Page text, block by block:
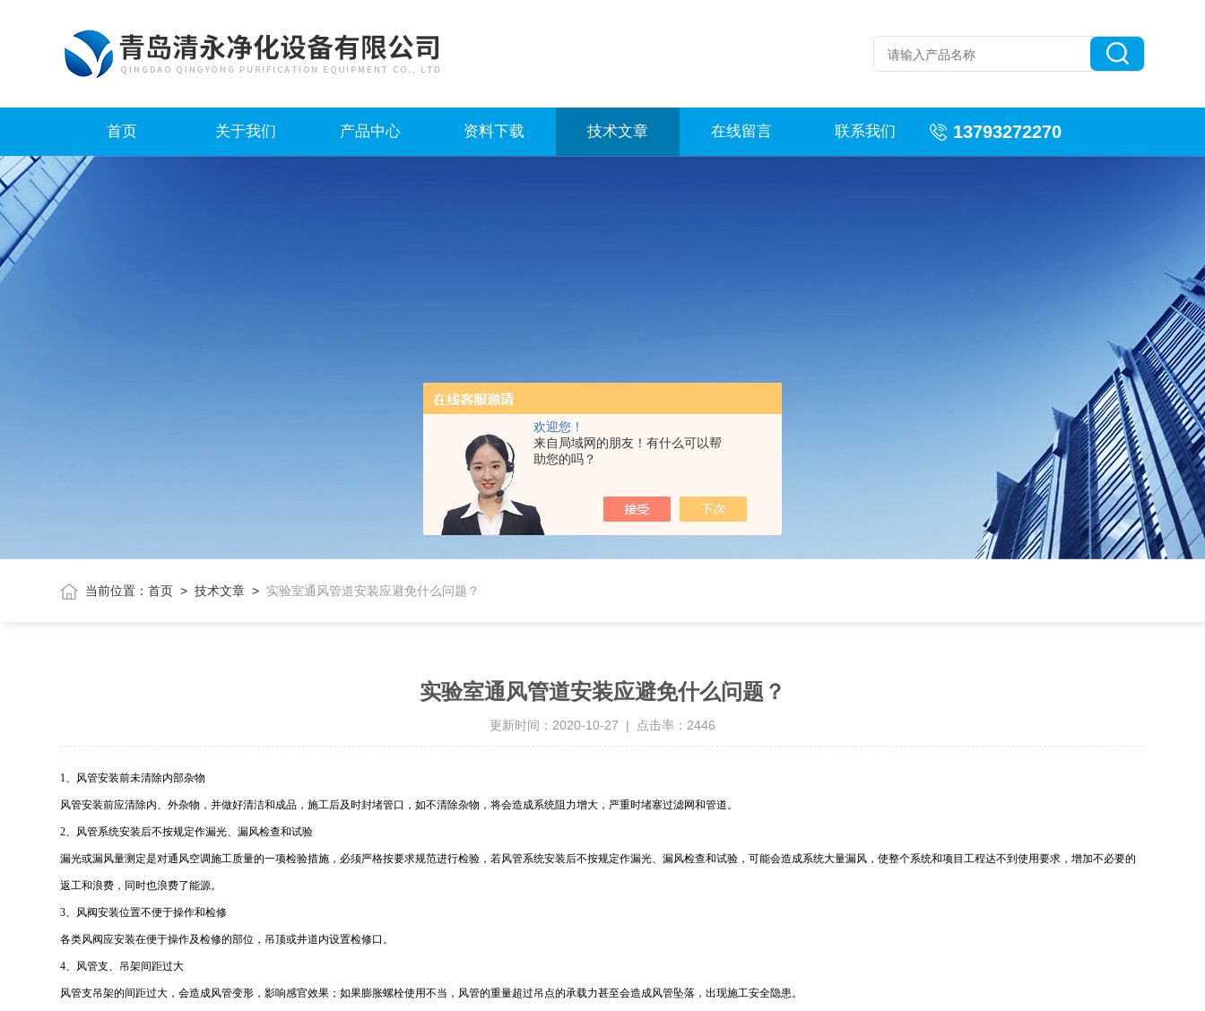
欢迎您！
来自局域网的朋友！有什么可以帮
助您的吗？
首页 关于我们 产品中心 资料下载 技术文章 在线留言 联系我们 13793272270
当前位置：首页 >技术文章 > 实验室通风管道安装应避免什么问题？
实验室通风管道安装应避免什么问题？
更新时间：2020-10-27 | 点击率：2446
1、风管安装前未清除内部杂物
风管安装前应清除内、外杂物，并做好清洁和成品，施工后及时封堵管口，如不清除杂物，将会造成系统阻力增大，严重时堵塞过滤网和管道。
2、风管系统安装后不按规定作漏光、漏风检查和试验
漏光或漏风量测定是对通风空调施工质量的一项检验措施，必须严格按要求规范进行检验，若风管系统安装后不按规定作漏光、漏风检查和试验，可能会造成系统大量漏风，使整个系统和项目工程达不到使用要求，增加不必要的
返工和浪费，同时也浪费了能源。
3、风阀安装位置不便于操作和检修
各类风阀应安装在便于操作及检修的部位，吊顶或井道内设置检修口。
4、风管支、吊架间距过大
风管支吊架的间距过大，会造成风管变形，影响感官效果；如果膨胀螺栓使用不当，风管的重量超过吊点的承载力甚至会造成风管坠落，出现施工安全隐患。